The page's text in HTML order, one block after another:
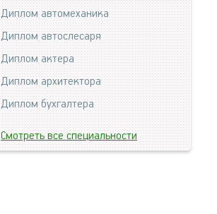
Диплом автомеханика
Диплом автослесаря
Диплом актера
Диплом архитектора
Диплом бухгалтера
Смотреть все специальности